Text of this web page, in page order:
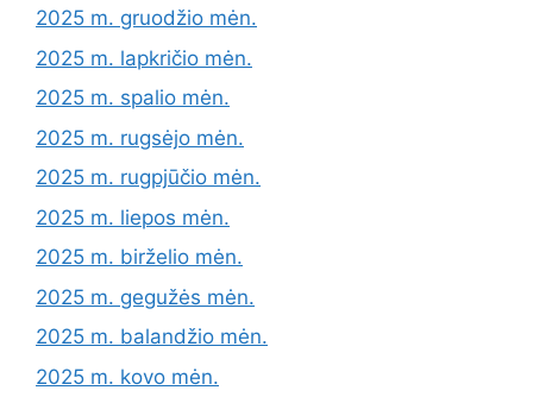
2025 m. gruodžio mėn.
2025 m. lapkričio mėn.
2025 m. spalio mėn.
2025 m. rugsėjo mėn.
2025 m. rugpjūčio mėn.
2025 m. liepos mėn.
2025 m. birželio mėn.
2025 m. gegužės mėn.
2025 m. balandžio mėn.
2025 m. kovo mėn.